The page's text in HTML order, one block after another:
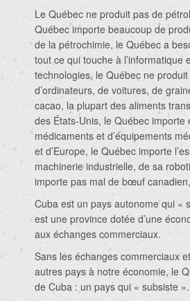
Le Québec ne produit pas de
Québec importe beaucoup de
de la pétrochimie, le Québec a
tout ce qui touche à l’informatique
technologies, le Québec ne
d’ordinateurs, de voitures, de
cacao, la plupart des aliments
des États-Unis, le Québec importe
médicaments et d’équipements
et d’Europe, le Québec importe
machinerie industrielle, de sa
importe pas mal de bœuf
Cuba est un pays autonome qui «
est une province dotée d’une
aux échanges commerciaux.
Sans les échanges commerciaux
autres pays à notre économie, le
de Cuba : un pays qui « subsiste ».